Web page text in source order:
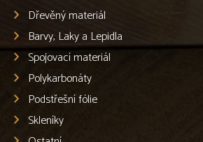
Dřevěný materiál
Barvy, Laky a Lepidla
Spojovací materiál
Polykarbonáty
Podstřešní fólie
Skleníky